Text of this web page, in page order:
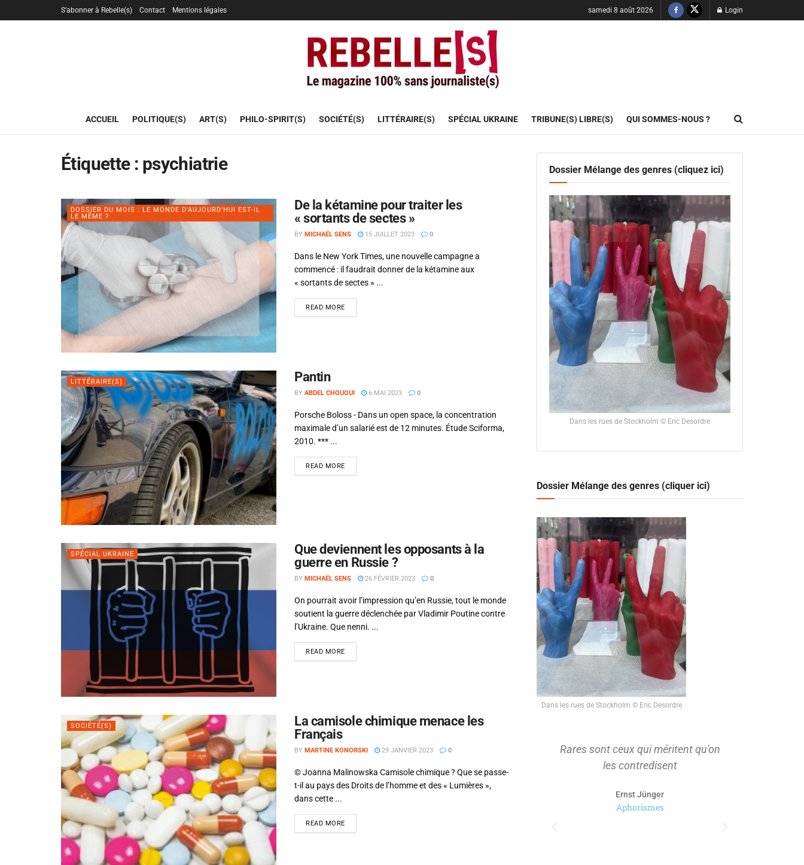
S’abonner à Rebelle(s) Contact Mentions légales samedi 8 août 2026 Login
ACCUEIL POLITIQUE(S) ART(S) PHILO-SPIRIT(S) SOCIÉTÉ(S) LITTÉRAIRE(S) SPÉCIAL UKRAINE TRIBUNE(S) LIBRE(S) QUI SOMMES-NOUS ?
Étiquette : psychiatrie
DOSSIER DU MOIS : LE MONDE D'AUJOURD'HUI EST-IL
LE MÊME ?
De la kétamine pour traiter les
« sortants de sectes »
BY MICHAËL SENS 15 JUILLET 2023 0
Dans le New York Times, une nouvelle campagne a
commencé : il faudrait donner de la kétamine aux
« sortants de sectes » ...
READ MORE
LITTÉRAIRE(S) Pantin
BY ABDEL CHOUGUI 6 MAI 2023 0
Porsche Boloss - Dans un open space, la concentration
maximale d’un salarié est de 12 minutes. Étude Sciforma,
2010. *** ...
READ MORE
SPÉCIAL UKRAINE
Que deviennent les opposants à la
guerre en Russie ?
BY MICHAËL SENS 26 FÉVRIER 2023 0
On pourrait avoir l’impression qu’en Russie, tout le monde
soutient la guerre déclenchée par Vladimir Poutine contre
l’Ukraine. Que nenni. ...
READ MORE
SOCIÉTÉ(S)
La camisole chimique menace les
Français
BY MARTINE KONORSKI 29 JANVIER 2023 0
© Joanna Malinowska Camisole chimique ? Que se passe-
t-il au pays des Droits de l’homme et des « Lumières »,
dans cette ...
READ MORE
Dossier Mélange des genres (cliquez ici)
Dans les rues de Stockholm © Eric Desordre
Dossier Mélange des genres (cliquer ici)
Dans les rues de Stockholm © Eric Desordre
Si tu veux arrêter de faire ce que tu
pas.
Rares sont ceux qui méritent qu'on
les contredisent
Ernst Jünger
Aphorismes